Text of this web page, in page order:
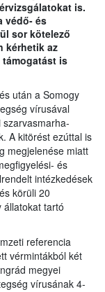
is.
védő- és
sor kötelező
kérhetik az
támogatást is
után a Somogy
vírusával
A kitörést ezúttal is
megjelenése miatt
és
intézkedések
körüli 20
állatokat tartó
referencia
vérmintákból két
megyei
vírusának 4-